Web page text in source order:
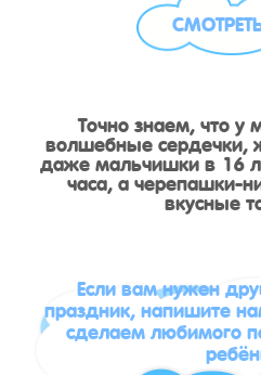
Точно знаем, что у
волшебные сердечки,
даже мальчишки в 16
часа, а черепашки-
вкусные
Если вам нужен
праздник, напишите
сделаем любимого